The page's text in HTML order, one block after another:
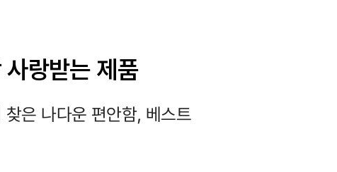
사랑받는 제품
찾은 나다운 편안함, 베스트